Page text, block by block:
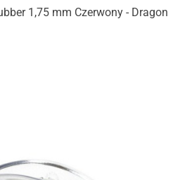
1,75 mm Czerwony - Dragon